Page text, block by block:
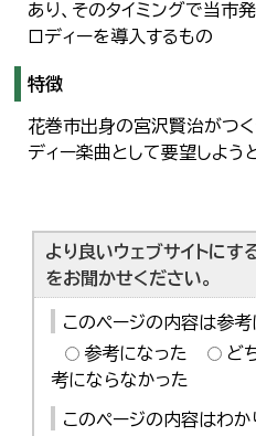
あり、そのタイミングで当市
ロディーを導入するもの
特徴
花巻市出身の宮沢賢治がつく
ディー楽曲として要望しよう
より良いウェブサイトにす
をお聞かせください。
このページの内容は参考
参考になった
ど
考にならなかった
このページの内容はわ